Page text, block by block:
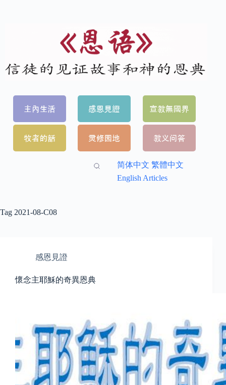
简体中文 繁體中文
English Articles
Tag 2021-08-C08
感恩見證
懷念主耶穌的奇異恩典